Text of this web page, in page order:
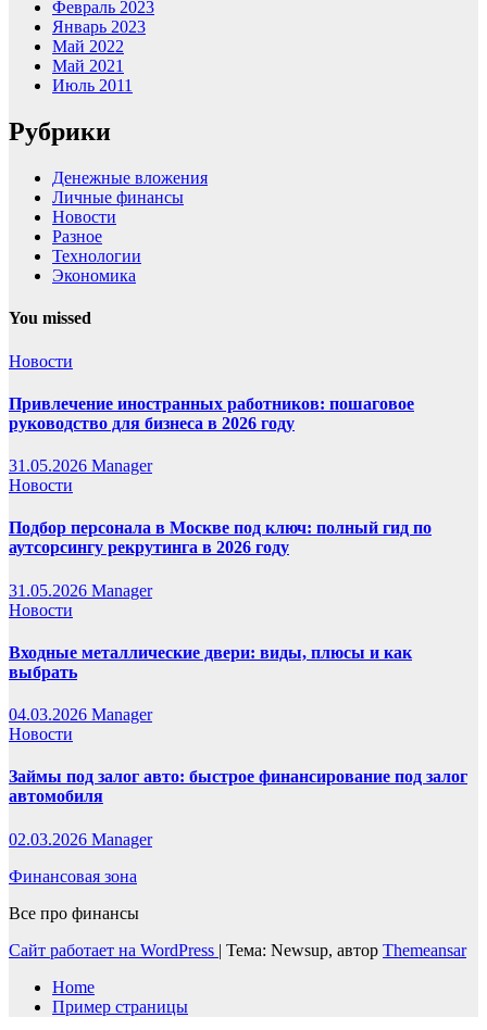
Февраль 2023
Январь 2023
Май 2022
Май 2021
Июль 2011
Рубрики
Денежные вложения
Личные финансы
Новости
Разное
Технологии
Экономика
You missed
Новости
Привлечение иностранных работников: пошаговое
руководство для бизнеса в 2026 году
31.05.2026 Manager
Новости
Подбор персонала в Москве под ключ: полный гид по
аутсорсингу рекрутинга в 2026 году
31.05.2026 Manager
Новости
Входные металлические двери: виды, плюсы и как
выбрать
04.03.2026 Manager
Новости
Займы под залог авто: быстрое финансирование под залог
автомобиля
02.03.2026 Manager
Финансовая зона
Все про финансы
Сайт работает на WordPress | Тема: Newsup, автор Themeansar
Home
Пример страницы